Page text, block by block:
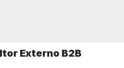
Externo B2B